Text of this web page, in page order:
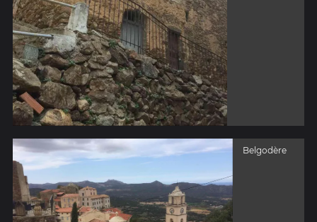
Belgodère